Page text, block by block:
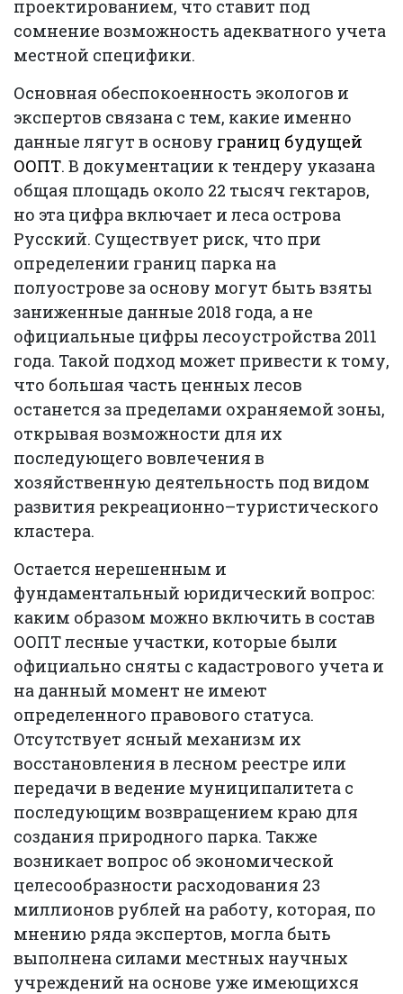
проектированием, что ставит под
сомнение возможность адекватного учета
местной специфики.
Основная обеспокоенность экологов и
экспертов связана с тем, какие именно
данные лягут в основу границ будущей
ООПТ. В документации к тендеру указана
общая площадь около 22 тысяч гектаров,
но эта цифра включает и леса острова
Русский. Существует риск, что при
определении границ парка на
полуострове за основу могут быть взяты
заниженные данные 2018 года, а не
официальные цифры лесоустройства 2011
года. Такой подход может привести к тому,
что большая часть ценных лесов
останется за пределами охраняемой зоны,
открывая возможности для их
последующего вовлечения в
хозяйственную деятельность под видом
развития рекреационно–туристического
кластера.
Остается нерешенным и
фундаментальный юридический вопрос:
каким образом можно включить в состав
ООПТ лесные участки, которые были
официально сняты с кадастрового учета и
на данный момент не имеют
определенного правового статуса.
Отсутствует ясный механизм их
восстановления в лесном реестре или
передачи в ведение муниципалитета с
последующим возвращением краю для
создания природного парка. Также
возникает вопрос об экономической
целесообразности расходования 23
миллионов рублей на работу, которая, по
мнению ряда экспертов, могла быть
выполнена силами местных научных
учреждений на основе уже имеющихся